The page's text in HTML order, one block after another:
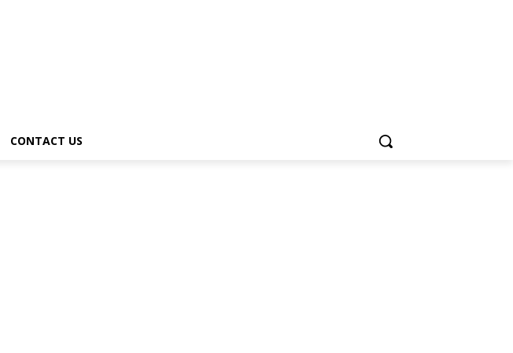
CONTACT US